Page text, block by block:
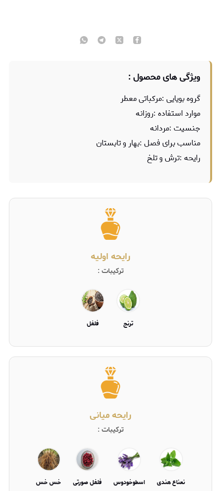
ویژگی های محصول :
گروه بویایی :مرکباتی معطر
موارد استفاده :روزانه
جنسیت :مردانه
مناسب برای فصل :بهار و تابستان
رایحه :ترش و تلخ
رایحه اولیه
ترکیبات :
ترنج فلفل
رایحه میانی
ترکیبات :
نعناع هندی اسطوخودوس فلفل صورتی خس خس